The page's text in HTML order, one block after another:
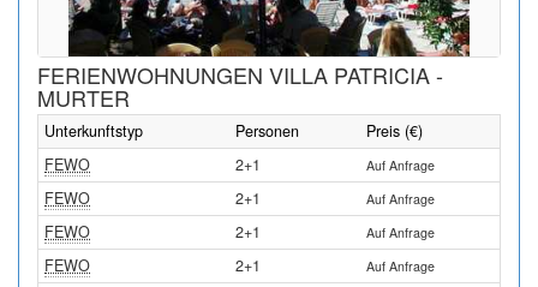
FERIENWOHNUNGEN VILLA PATRICIA -
MURTER
Unterkunftstyp Personen
Preis (€)
FEWO
2+1 Auf Anfrage
FEWO 2+1 Auf Anfrage
FEWO 2+1 Auf Anfrage
FEWO 2+1 Auf Anfrage